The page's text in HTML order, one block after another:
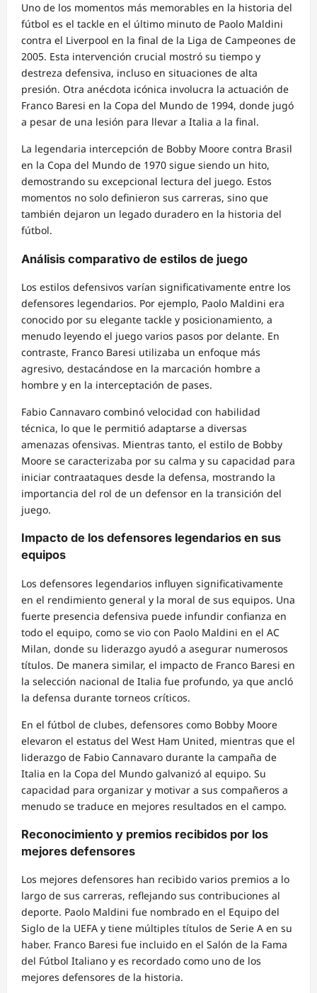
Uno de los momentos más memorables en la historia del
fútbol es el tackle en el último minuto de Paolo Maldini
contra el Liverpool en la final de la Liga de Campeones de
2005. Esta intervención crucial mostró su tiempo y
destreza defensiva, incluso en situaciones de alta
presión. Otra anécdota icónica involucra la actuación de
Franco Baresi en la Copa del Mundo de 1994, donde jugó
a pesar de una lesión para llevar a Italia a la final.
La legendaria intercepción de Bobby Moore contra Brasil
en la Copa del Mundo de 1970 sigue siendo un hito,
demostrando su excepcional lectura del juego. Estos
momentos no solo definieron sus carreras, sino que
también dejaron un legado duradero en la historia del
fútbol.
Análisis comparativo de estilos de juego
Los estilos defensivos varían significativamente entre los
defensores legendarios. Por ejemplo, Paolo Maldini era
conocido por su elegante tackle y posicionamiento, a
menudo leyendo el juego varios pasos por delante. En
contraste, Franco Baresi utilizaba un enfoque más
agresivo, destacándose en la marcación hombre a
hombre y en la interceptación de pases.
Fabio Cannavaro combinó velocidad con habilidad
técnica, lo que le permitió adaptarse a diversas
amenazas ofensivas. Mientras tanto, el estilo de Bobby
Moore se caracterizaba por su calma y su capacidad para
iniciar contraataques desde la defensa, mostrando la
importancia del rol de un defensor en la transición del
juego.
Impacto de los defensores legendarios en sus
equipos
Los defensores legendarios influyen significativamente
en el rendimiento general y la moral de sus equipos. Una
fuerte presencia defensiva puede infundir confianza en
todo el equipo, como se vio con Paolo Maldini en el AC
Milan, donde su liderazgo ayudó a asegurar numerosos
títulos. De manera similar, el impacto de Franco Baresi en
la selección nacional de Italia fue profundo, ya que ancló
la defensa durante torneos críticos.
En el fútbol de clubes, defensores como Bobby Moore
elevaron el estatus del West Ham United, mientras que el
liderazgo de Fabio Cannavaro durante la campaña de
Italia en la Copa del Mundo galvanizó al equipo. Su
capacidad para organizar y motivar a sus compañeros a
menudo se traduce en mejores resultados en el campo.
Reconocimiento y premios recibidos por los
mejores defensores
Los mejores defensores han recibido varios premios a lo
largo de sus carreras, reflejando sus contribuciones al
deporte. Paolo Maldini fue nombrado en el Equipo del
Siglo de la UEFA y tiene múltiples títulos de Serie A en su
haber. Franco Baresi fue incluido en el Salón de la Fama
del Fútbol Italiano y es recordado como uno de los
mejores defensores de la historia.